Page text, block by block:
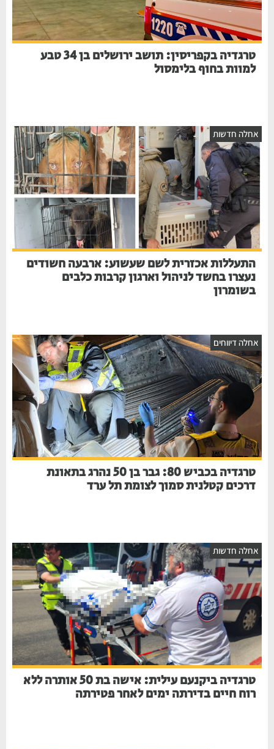
טרגדיה בקפריסין: תושב ירושלים בן 34 טבע
למוות בחוף בלימסול
אחלה חדשות
התעללות אכזרית לשם שעשוע: ארבעה חשודים
נעצרו בחשד לניהול וארגון קרבות כלבים
בשומרון
אחלה דיווחים
טרגדיה בכביש 80: גבר בן 50 נהרג בתאונת
דרכים קטלנית סמוך לצומת תל ערד
אחלה חדשות
טרגדיה ביקנעם עילית: אישה בת 50 אותרה ללא
רוח חיים בדירתה ימים לאחר פטירתה